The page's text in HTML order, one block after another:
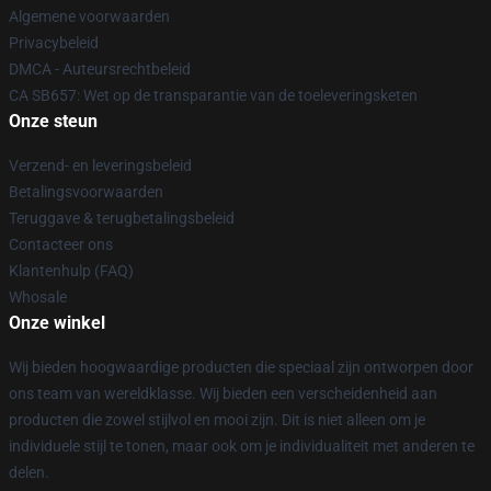
Algemene voorwaarden
Privacybeleid
DMCA - Auteursrechtbeleid
CA SB657: Wet op de transparantie van de toeleveringsketen
Onze steun
Verzend- en leveringsbeleid
Betalingsvoorwaarden
Teruggave & terugbetalingsbeleid
Contacteer ons
Klantenhulp (FAQ)
Whosale
Onze winkel
Wij bieden hoogwaardige producten die speciaal zijn ontworpen door
ons team van wereldklasse. Wij bieden een verscheidenheid aan
producten die zowel stijlvol en mooi zijn. Dit is niet alleen om je
individuele stijl te tonen, maar ook om je individualiteit met anderen te
delen.